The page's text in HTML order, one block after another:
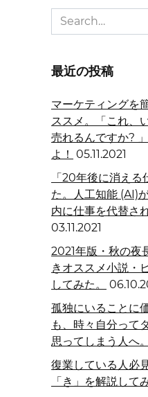
Search
for:
最近の投稿
マーケティングを
ススメ。「これ、
売れるんですか?
よ！ 05.11.2021
「20年後に消え
た。人工知能 (AI)
内に仕事を代替さ
03.11.2021
2021年版・秋の夜
きオススメ小説・
してみた。
孤独にいることに
も、時々自分って
思ってしまう人へ。
復業している人必
「き」を解説して